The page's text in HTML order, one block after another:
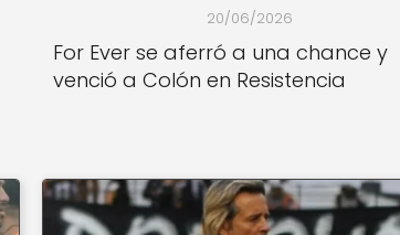
20/06/2026
For Ever se aferró a una chance y
venció a Colón en Resistencia